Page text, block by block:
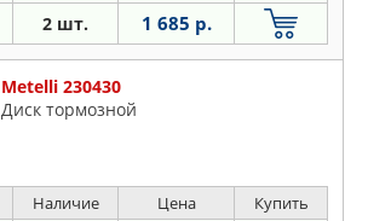
2 шт. 1 685 р.
Metelli 230430
Диск тормозной
Наличие Цена Купить